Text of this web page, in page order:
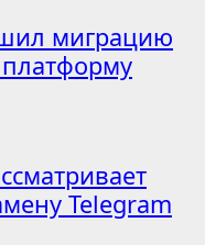
миграцию
Telegram